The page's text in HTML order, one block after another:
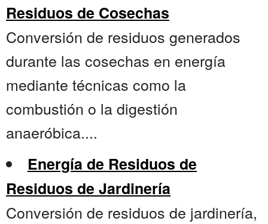
Residuos de Cosechas
Conversión de residuos generados
durante las cosechas en energía
mediante técnicas como la
combustión o la digestión
anaeróbica....
Energía de Residuos de
Residuos de Jardinería
Conversión de residuos de jardinería,